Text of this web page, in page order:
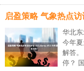
启盈策略 气象热点
华北
今年
解答
停？